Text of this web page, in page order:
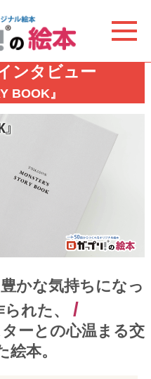
ンタビュー
BOOK』
かな気持ちになっ
れた、 /
ーとの心温まる交
絵本。